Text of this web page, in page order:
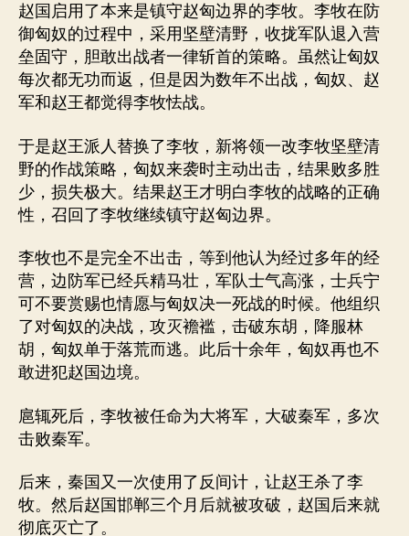
赵国启用了本来是镇守赵匈边界的李牧。李牧在防
御匈奴的过程中，采用坚壁清野，收拢军队退入营
垒固守，胆敢出战者一律斩首的策略。虽然让匈奴
每次都无功而返，但是因为数年不出战，匈奴、赵
军和赵王都觉得李牧怯战。
于是赵王派人替换了李牧，新将领一改李牧坚壁清
野的作战策略，匈奴来袭时主动出击，结果败多胜
少，损失极大。结果赵王才明白李牧的战略的正确
性，召回了李牧继续镇守赵匈边界。
李牧也不是完全不出击，等到他认为经过多年的经
营，边防军已经兵精马壮，军队士气高涨，士兵宁
可不要赏赐也情愿与匈奴决一死战的时候。他组织
了对匈奴的决战，攻灭襜褴，击破东胡，降服林
胡，匈奴单于落荒而逃。此后十余年，匈奴再也不
敢进犯赵国边境。
扈辄死后，李牧被任命为大将军，大破秦军，多次
击败秦军。
后来，秦国又一次使用了反间计，让赵王杀了李
牧。然后赵国邯郸三个月后就被攻破，赵国后来就
彻底灭亡了。